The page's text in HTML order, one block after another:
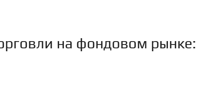
на фондовом рынке: